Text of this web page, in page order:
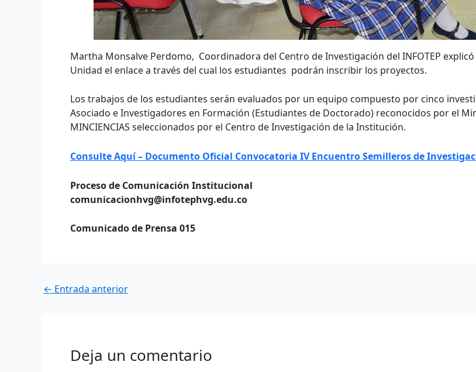
Martha Monsalve Perdomo, Coordinadora del Centro de Investigación del INFOTEP
Unidad el enlace a través del cual los estudiantes podrán inscribir los proyectos.
Los trabajos de los estudiantes serán evaluados por un equipo compuesto por cinco
Asociado e Investigadores en Formación (Estudiantes de Doctorado) reconocidos por el
MINCIENCIAS seleccionados por el Centro de Investigación de la Institución.
Consulte Aquí – Documento Oficial Convocatoria IV Encuentro Semilleros de
Proceso de Comunicación Institucional
comunicacionhvg@infotephvg.edu.co
Comunicado de Prensa 015
← Entrada anterior
Deja un comentario